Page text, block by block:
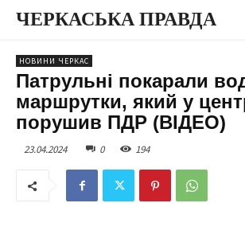
ЧЕРКАСЬКА ПРАВДА
НОВИНИ ЧЕРКАС
Патрульні покарали
маршрутки, який у
порушив ПДР (ВІДЕО)
23.04.2024 0 194